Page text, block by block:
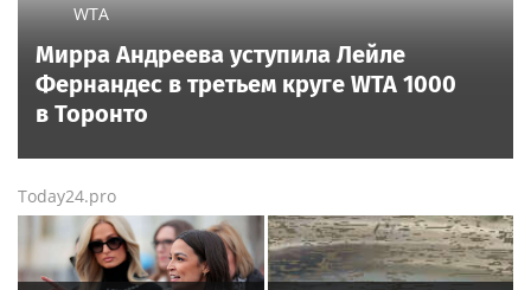
WTA
Мирра Андреева уступила Лейле
Фернандес в третьем круге WTA 1000
в Торонто
Today24.pro